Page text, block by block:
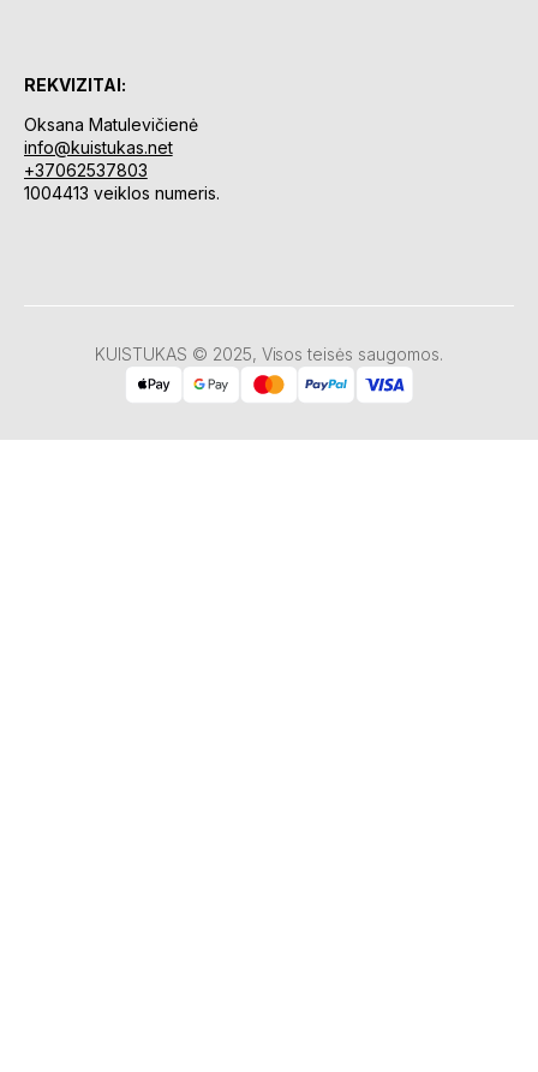
REKVIZITAI:
Oksana Matulevičienė
info@kuistukas.net
+37062537803
1004413 veiklos numeris.
KUISTUKAS © 2025, Visos teisės saugomos.